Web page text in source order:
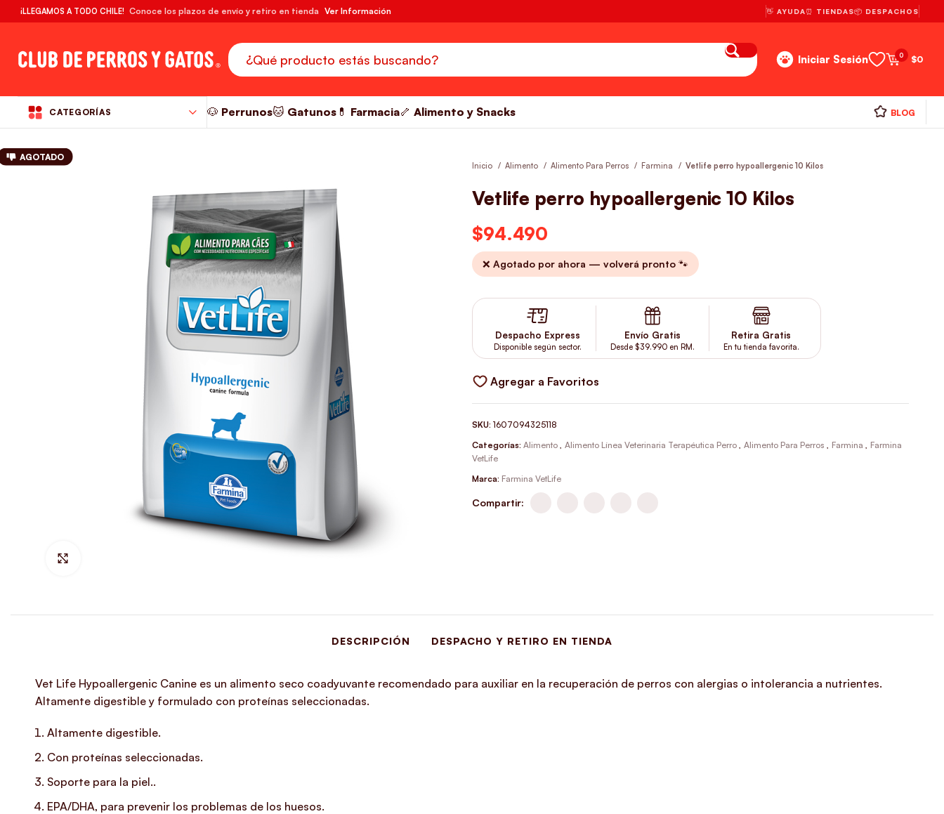
¡LLEGAMOS A TODO CHILE! Conoce los plazos de envío y retiro en tienda Ver Información 👋 AYUDA⏰ TIENDAS📦 DESPACHOS
Iniciar Sesión 0 $0
CATEGORÍAS 🐶 Perrunos🐱 Gatunos 💊 Farmacia🦴 Alimento y Snacks BLOG
AGOTADO
Inicio Alimento Alimento Para Perros Farmina Vetlife perro hypoallergenic 10 Kilos
Vetlife perro hypoallergenic 10 Kilos
$94.490
❌ Agotado por ahora — volverá pronto 🐾
Despacho Express
Disponible según sector.
Envío Gratis
Desde $39.990 en RM.
Retira Gratis
En tu tienda favorita.
Agregar a Favoritos
SKU: 1607094325118
Categorías: Alimento , Alimento Línea Veterinaria Terapéutica Perro , Alimento Para Perros , Farmina , Farmina
VetLife
Marca: Farmina VetLife
Compartir:
DESCRIPCIÓN DESPACHO Y RETIRO EN TIENDA
Vet Life Hypoallergenic Canine es un alimento seco coadyuvante recomendado para auxiliar en la recuperación de perros con alergias o intolerancia a nutrientes.
Altamente digestible y formulado con proteínas seleccionadas.
Altamente digestible.
Con proteínas seleccionadas.
Soporte para la piel..
EPA/DHA, para prevenir los problemas de los huesos.
RM